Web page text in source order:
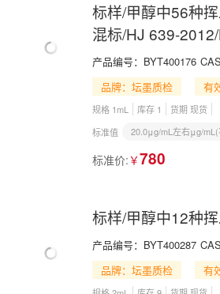
标样/甲醇中56种
混标/HJ 639-
1227-2021
产品编号： BYT400176
品牌：坛墨质检
有
规格 1mL 库存 1
货期 现货
标准值
20.0μg/mL左右μg/mL(
标准价: ￥780
标样/甲醇中12种
产品编号： BYT400287
品牌：坛墨质检
有